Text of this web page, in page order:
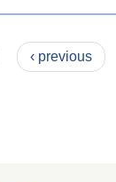
‹ previous